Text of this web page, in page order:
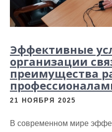
Эффективные
организации
преимущества
21 НОЯБРЯ 2025
В современном мире